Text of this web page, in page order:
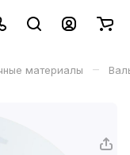
материалы –